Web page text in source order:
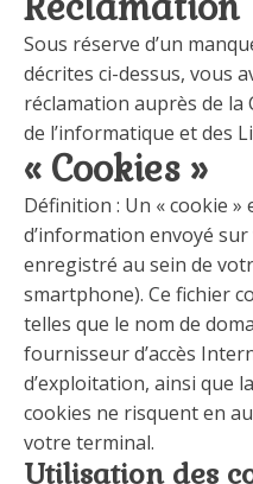
Sous réserve d’un
décrites ci-dessus, vous
réclamation auprès de la
de l’informatique et des
« Cookies »
Définition : Un « cookie
d’information envoyé
enregistré au sein de
smartphone). Ce fichier
telles que le nom de
fournisseur d’accès
d’exploitation, ainsi que
cookies ne risquent en
votre terminal.
Utilisation des